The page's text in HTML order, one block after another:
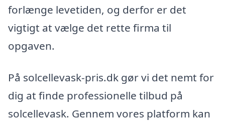
forlænge levetiden, og derfor er det
vigtigt at vælge det rette firma til
opgaven.
På solcellevask-pris.dk gør vi det nemt for
dig at finde professionelle tilbud på
solcellevask. Gennem vores platform kan